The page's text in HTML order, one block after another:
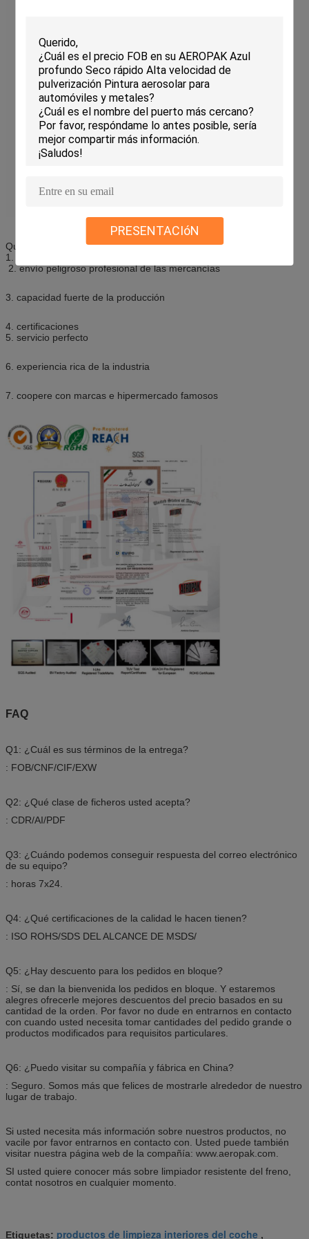
PRESENTACIóN
Qué podemos ofrecer esté como abajo
1. productos de alta calidad
2. envío peligroso profesional de las mercancías
3. capacidad fuerte de la producción
4. certificaciones
5. servicio perfecto
6. experiencia rica de la industria
7. coopere con marcas e hipermercado famosos
FAQ
Q1: ¿Cuál es sus términos de la entrega?
: FOB/CNF/CIF/EXW
Q2: ¿Qué clase de ficheros usted acepta?
: CDR/AI/PDF
Q3: ¿Cuándo podemos conseguir respuesta del correo electrónico
de su equipo?
: horas 7x24.
Q4: ¿Qué certificaciones de la calidad le hacen tienen?
: ISO ROHS/SDS DEL ALCANCE DE MSDS/
Q5: ¿Hay descuento para los pedidos en bloque?
: Sí, se dan la bienvenida los pedidos en bloque. Y estaremos
alegres ofrecerle mejores descuentos del precio basados en su
cantidad de la orden. Por favor no dude en entrarnos en contacto
con cuando usted necesita tomar cantidades del pedido grande o
productos modificados para requisitos particulares.
Q6: ¿Puedo visitar su compañía y fábrica en China?
: Seguro. Somos más que felices de mostrarle alrededor de nuestro
lugar de trabajo.
Si usted necesita más información sobre nuestros productos, no
vacile por favor entrarnos en contacto con. Usted puede también
visitar nuestra página web de la compañía: www.aeropak.com.
SI usted quiere conocer más sobre limpiador resistente del freno,
contat nosotros en cualquier momento.
Etiquetas: productos de limpieza interiores del coche ,